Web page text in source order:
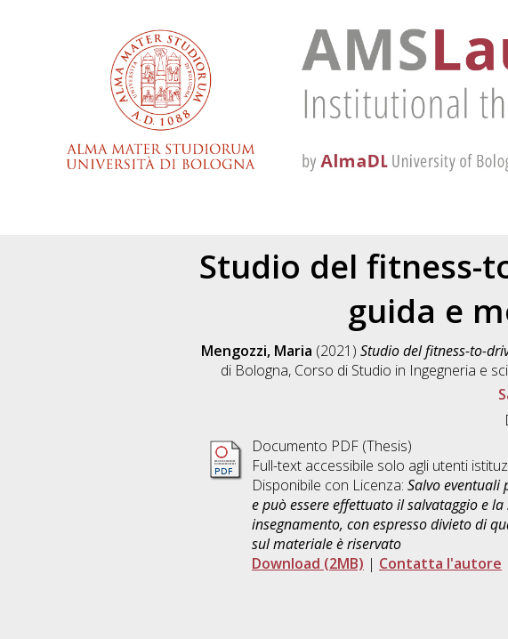
Studio del fitness-
guida e
Mengozzi, Maria (2021) Studio del fitness-to-
di Bologna, Corso di Studio in Ingegneria e
Documento PDF (Thesis)
Full-text accessibile solo agli utenti
Disponibile con Licenza: Salvo eventuali
e può essere effettuato il salvataggio e
insegnamento, con espresso divieto di
sul materiale è riservato
Download (2MB) | Contatta l'autore